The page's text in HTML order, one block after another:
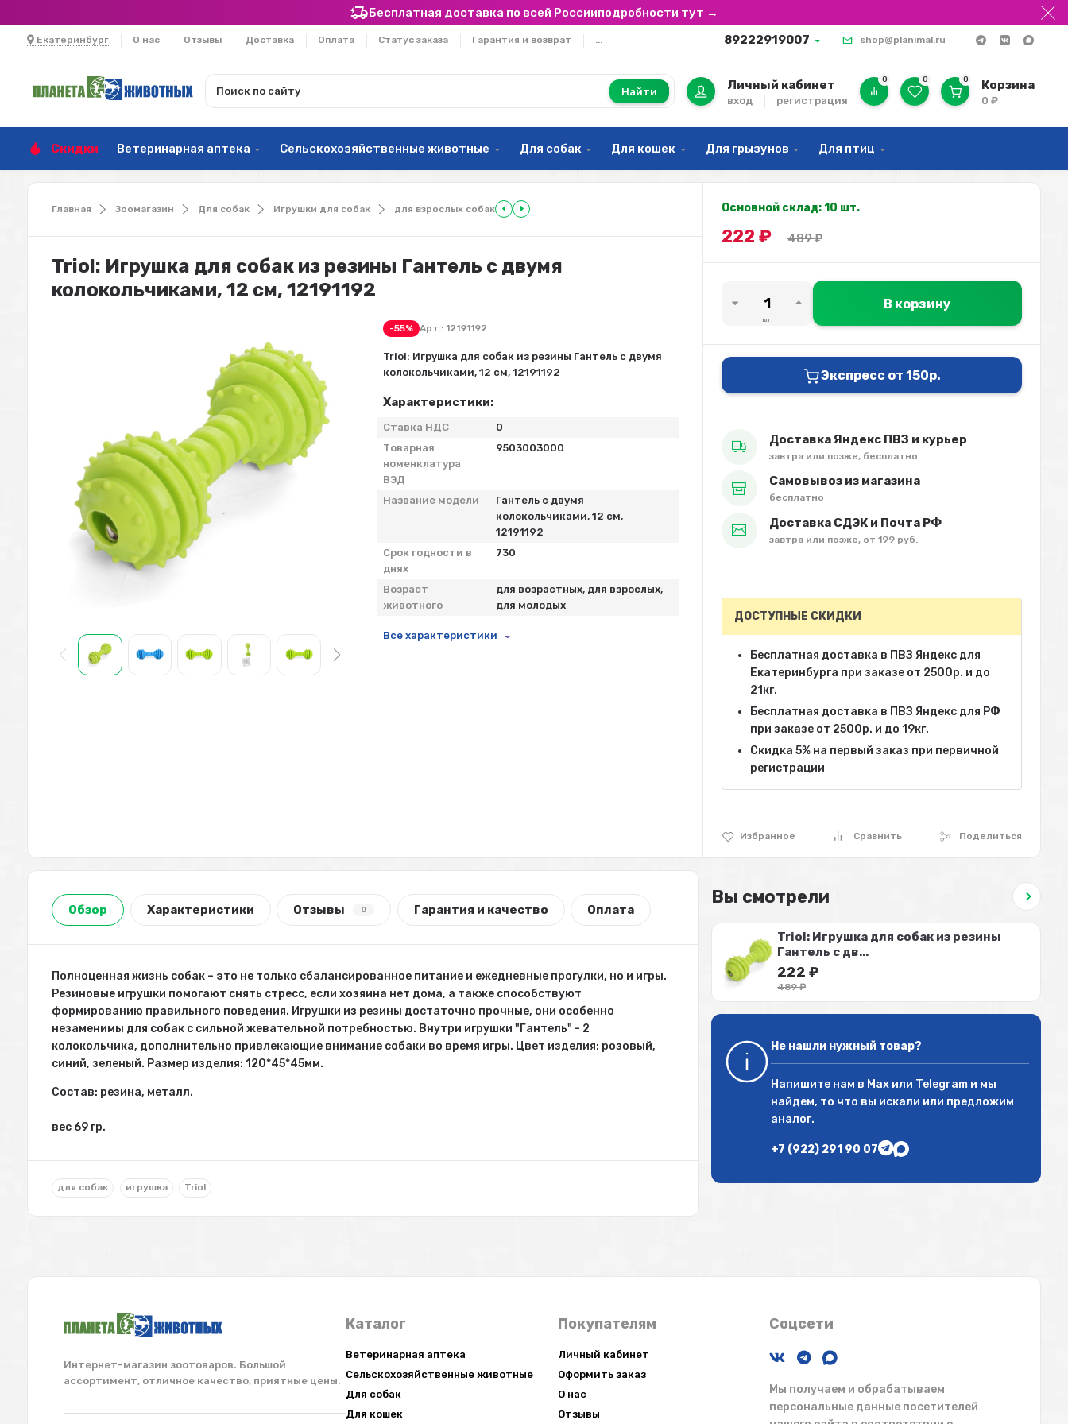
Бесплатная доставка по всей Россииподробности тут →
Екатеринбург О нас Отзывы Доставка Оплата Статус заказа Гарантия и возврат ... 89222919007 shop@planimal.ru
Найти Личный кабинет
вход регистрация
0 0 0 Корзина
0₽
Скидки Ветеринарная аптека Сельскохозяйственные животные Для собак Для кошек Для грызунов Для птиц
Главная Зоомагазин Для собак Игрушки для собак для взрослых собак
Triol: Игрушка для собак из резины Гантель с двумя
колокольчиками, 12 см, 12191192
-55% Арт.:12191192
Triol: Игрушка для собак из резины Гантель с двумя
колокольчиками, 12 см, 12191192
Характеристики:
Ставка НДС
0
Товарная
номенклатура
ВЭД
9503003000
Название модели
Гантель с двумя
колокольчиками, 12 см,
12191192
Срок годности в
днях
730
Возраст
животного
для возрастных, для взрослых,
для молодых
Все характеристики
Основной склад: 10 шт.
222 ₽ 489₽
шт.
В корзину
Экспресс от 150р.
Доставка Яндекс ПВЗ и курьер
завтра или позже, бесплатно
Самовывоз из магазина
бесплатно
Доставка СДЭК и Почта РФ
завтра или позже, от 199 руб.
Избранное Сравнить Поделиться
ДОСТУПНЫЕ СКИДКИ
Бесплатная доставка в ПВЗ Яндекс для
Екатеринбурга при заказе от 2500р. и до
21кг.
Бесплатная доставка в ПВЗ Яндекс для РФ
при заказе от 2500р. и до 19кг.
Скидка 5% на первый заказ при первичной
регистрации
Обзор Характеристики Отзывы 0 Гарантия и качество Оплата
Полноценная жизнь собак – это не только сбалансированное питание и ежедневные прогулки, но и игры.
Резиновые игрушки помогают снять стресс, если хозяина нет дома, а также способствуют
формированию правильного поведения. Игрушки из резины достаточно прочные, они особенно
незаменимы для собак с сильной жевательной потребностью. Внутри игрушки "Гантель" - 2
колокольчика, дополнительно привлекающие внимание собаки во время игры. Цвет изделия: розовый,
синий, зеленый. Размер изделия: 120*45*45мм.
Состав: резина, металл.
вес 69 гр.
для собак игрушка Triol
Вы смотрели
Triol: Игрушка для собак из резины
Гантель с дв...
222₽
489₽
Не нашли нужный товар?
Напишите нам в Maxили Telegramи мы
найдем, то что вы искали или предложим
аналог.
+7 (922) 291 90 07
Интернет-магазин зоотоваров. Большой
ассортимент, отличное качество, приятные цены.
Каталог
Ветеринарная аптека
Сельскохозяйственные животные
Для собак
Для кошек
Покупателям
Личный кабинет
Оформить заказ
О нас
Отзывы
Соцсети
Мы получаем и обрабатываем
персональные данные посетителей